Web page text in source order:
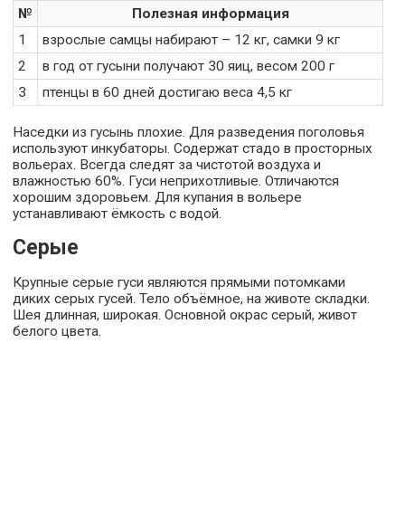
№
Полезная информация
1
взрослые самцы набирают – 12 кг, самки 9 кг
2
в год от гусыни получают 30 яиц, весом 200 г
3
птенцы в 60 дней достигаю веса 4,5 кг
Наседки из гусынь плохие. Для разведения поголовья
используют инкубаторы. Содержат стадо в просторных
вольерах. Всегда следят за чистотой воздуха и
влажностью 60%. Гуси неприхотливые. Отличаются
хорошим здоровьем. Для купания в вольере
устанавливают ёмкость с водой.
Серые
Крупные серые гуси являются прямыми потомками
диких серых гусей. Тело объёмное, на животе складки.
Шея длинная, широкая. Основной окрас серый, живот
белого цвета.